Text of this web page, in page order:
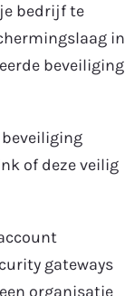
bedrijf te
in
beveiliging
beveiliging
of deze veilig
gateways
organisatie